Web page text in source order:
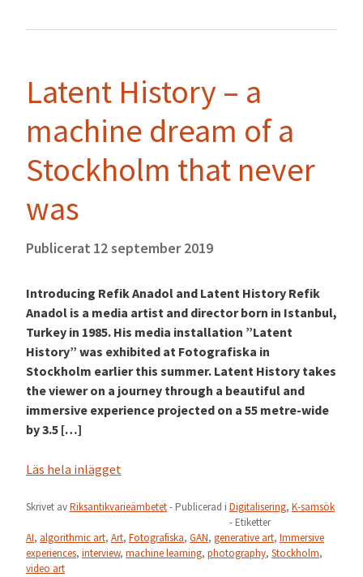
Latent History – a
machine dream of a
Stockholm that never
was
Publicerat 12 september 2019
Introducing Refik Anadol and Latent History Refik
Anadol is a media artist and director born in Istanbul,
Turkey in 1985. His media installation ”Latent
History” was exhibited at Fotografiska in
Stockholm earlier this summer. Latent History takes
the viewer on a journey through a beautiful and
immersive experience projected on a 55 metre-wide
by 3.5 […]
Läs hela inlägget
Skrivet avRiksantikvarieämbetet- Publicerad i Digitalisering, K-samsök
- Etiketter
AI, algorithmic art, Art, Fotografiska, GAN, generative art, Immersive
experiences, interview, machine learning, photography, Stockholm,
video art